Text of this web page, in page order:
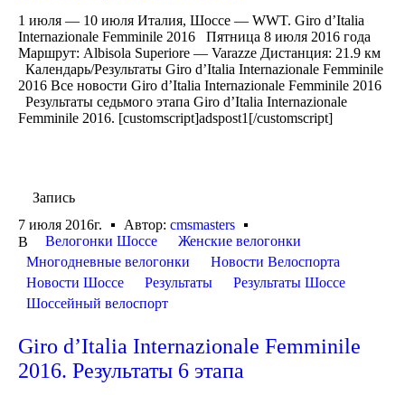
1 июля — 10 июля Италия, Шоссе — WWT. Giro d’Italia
Internazionale Femminile 2016 Пятница 8 июля 2016 года
Маршрут: Albisola Superiore — Varazze Дистанция: 21.9 км
Календарь/Результаты Giro d’Italia Internazionale Femminile
2016 Все новости Giro d’Italia Internazionale Femminile 2016
Результаты седьмого этапа Giro d’Italia Internazionale
Femminile 2016. [customscript]adspost1[/customscript]
Запись
7 июля 2016г.
Автор: cmsmasters
В
Велогонки Шоссе
Женские велогонки
Многодневные велогонки
Новости Велоспорта
Новости Шоссе
Результаты
Результаты Шоссе
Шоссейный велоспорт
Giro d’Italia Internazionale Femminile
2016. Результаты 6 этапа